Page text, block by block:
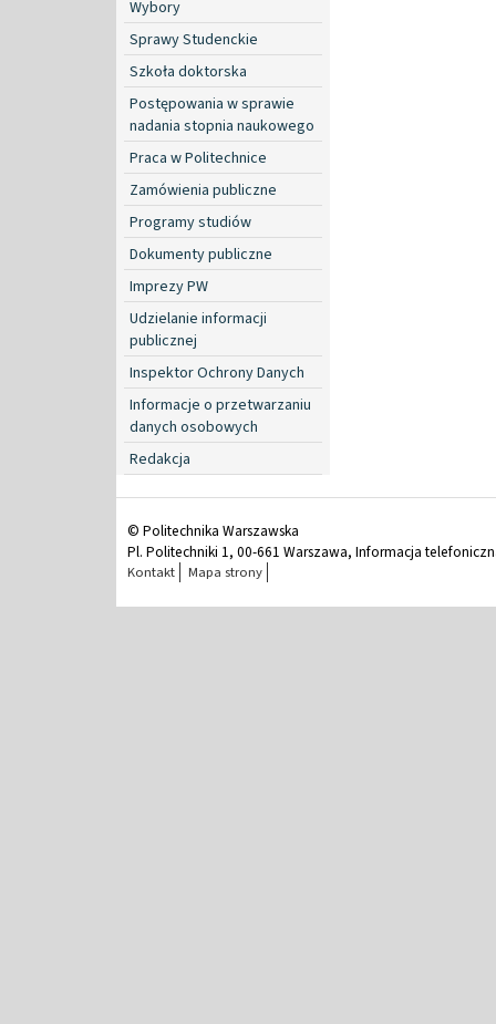
Wybory
Sprawy Studenckie
Szkoła doktorska
Postępowania w sprawie
nadania stopnia naukowego
Praca w Politechnice
Zamówienia publiczne
Programy studiów
Dokumenty publiczne
Imprezy PW
Udzielanie informacji
publicznej
Inspektor Ochrony Danych
Informacje o przetwarzaniu
danych osobowych
Redakcja
© Politechnika Warszawska
Pl. Politechniki 1, 00-661 Warszawa, Informacja
Kontakt Mapa strony